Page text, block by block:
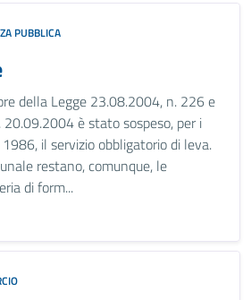
PUBBLICA
della Legge 23.08.2004, n. 226 e
20.09.2004 è stato sospeso, per i
il servizio obbligatorio di leva.
restano, comunque, le
di form...